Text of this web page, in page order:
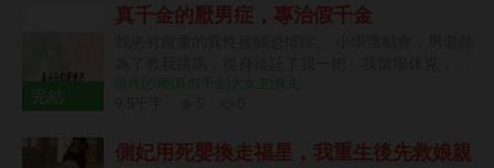
完結
真千金的厭男症，專治假千金
醫院裡躺了兩天。 後來有男生當眾告白，我緊張得起
眼。 「阿姨，她都被你兒子嚇出病了，到底誰佔便宜
現代|沙雕|真假千金|大女主|爽文
側妃用死嬰換走福星，我重生後先救娘親